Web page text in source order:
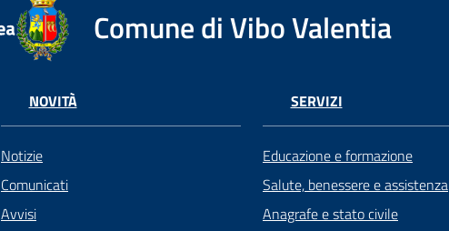
Comune di Vibo Valentia
NOVITÀ
Notizie
Comunicati
Avvisi
SERVIZI
Educazione e formazione
Salute, benessere e assistenza
Anagrafe e stato civile